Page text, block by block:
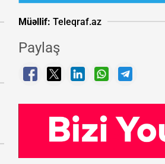
Müəllif: Teleqraf.az
Paylaş